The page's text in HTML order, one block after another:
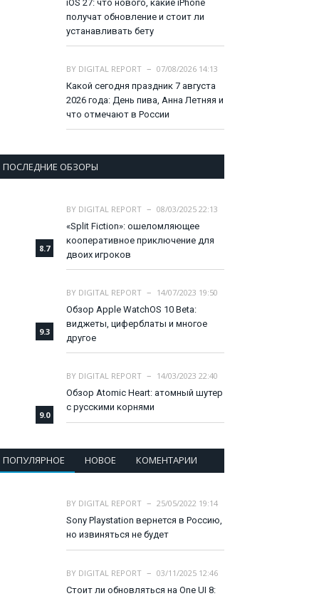
iOS 27: что нового, какие iPhone
получат обновление и стоит ли
устанавливать бету
BY DIGITAL REPORT
07/08/2026 14:13
Какой сегодня праздник 7 августа
2026 года: День пива, Анна Летняя и
что отмечают в России
ПОСЛЕДНИЕ ОБЗОРЫ
8.7
BY DIGITAL REPORT
08/03/2025 22:13
«Split Fiction»: ошеломляющее
кооперативное приключение для
двоих игроков
9.3
BY DIGITAL REPORT
14/07/2023 19:50
Обзор Apple WatchOS 10 Beta:
виджеты, циферблаты и многое
другое
9.0
BY DIGITAL REPORT
14/03/2023 22:40
Обзор Atomic Heart: атомный шутер
с русскими корнями
ПОПУЛЯРНОЕ НОВОЕ КОМЕНТАРИИ
BY DIGITAL REPORT
25/05/2022 19:14
Sony Playstation вернется в Россию,
но извиняться не будет
BY DIGITAL REPORT
03/11/2025 12:46
Стоит ли обновляться на One UI 8: